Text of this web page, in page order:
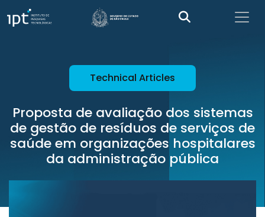
Technical Articles
Proposta de avaliação dos sistemas
de gestão de resíduos de serviços de
saúde em organizações hospitalares
da administração pública